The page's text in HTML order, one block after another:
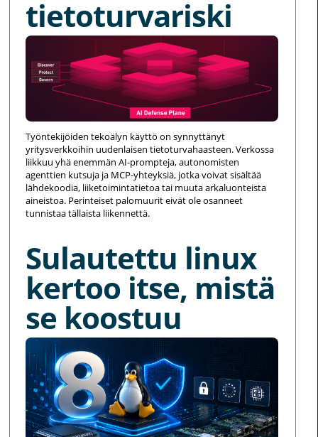
tietoturvariski
Työntekijöiden tekoälyn käyttö on synnyttänyt
yritysverkkoihin uudenlaisen tietoturvahaasteen. Verkossa
liikkuu yhä enemmän AI-prompteja, autonomisten
agenttien kutsuja ja MCP-yhteyksiä, jotka voivat sisältää
lähdekoodia, liiketoimintatietoa tai muuta arkaluonteista
aineistoa. Perinteiset palomuurit eivät ole osanneet
tunnistaa tällaista liikennettä.
Sulautettu linux
kertoo itse, mistä
se koostuu